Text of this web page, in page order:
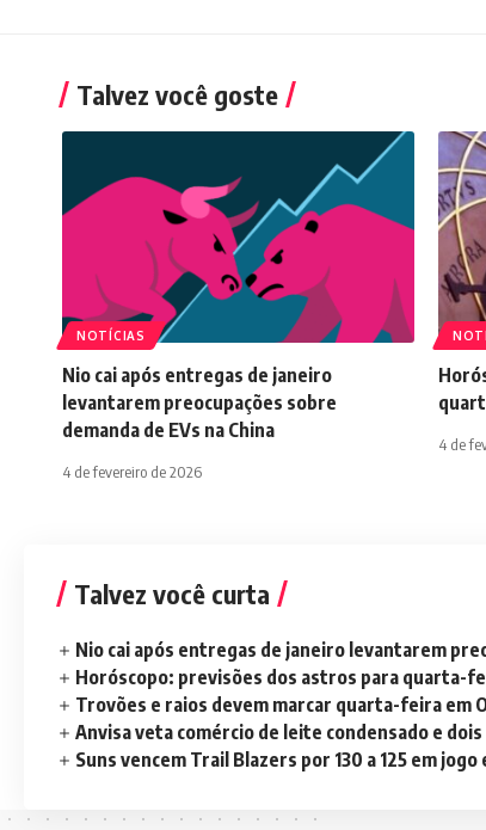
Talvez você goste
NOTÍCIAS
Nio cai após entregas de janeiro
levantarem preocupações sobre
demanda de EVs na China
4 de fevereiro de 2026
4 de
Talvez você curta
Nio cai após entregas de janeiro levantarem
Horóscopo: previsões dos astros para quarta-
Trovões e raios devem marcar quarta-feira em
Anvisa veta comércio de leite condensado e
Suns vencem Trail Blazers por 130 a 125 em